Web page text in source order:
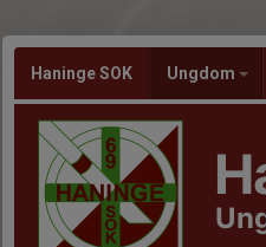
Haninge SOK Ungdom